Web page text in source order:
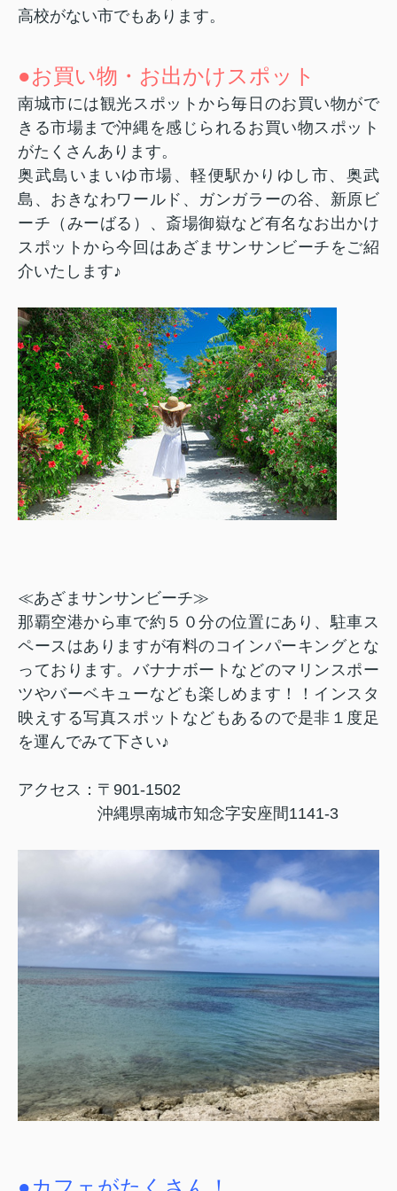
高校がない市でもあります。
●お買い物・お出かけスポット
南城市には観光スポットから毎日のお買い物がで
きる市場まで沖縄を感じられるお買い物スポット
がたくさんあります。
奥武島いまいゆ市場、軽便駅かりゆし市、奥武
島、おきなわワールド、ガンガラーの谷、新原ビ
ーチ（みーばる）、斎場御嶽など有名なお出かけ
スポットから今回はあざまサンサンビーチをご紹
介いたします♪
≪あざまサンサンビーチ≫
那覇空港から車で約５０分の位置にあり、駐車ス
ペースはありますが有料のコインパーキングとな
っております。バナナボートなどのマリンスポー
ツやバーベキューなども楽しめます！！インスタ
映えする写真スポットなどもあるので是非１度足
を運んでみて下さい♪
アクセス：〒 901-1502
沖縄県南城市知念字安座間1141-3